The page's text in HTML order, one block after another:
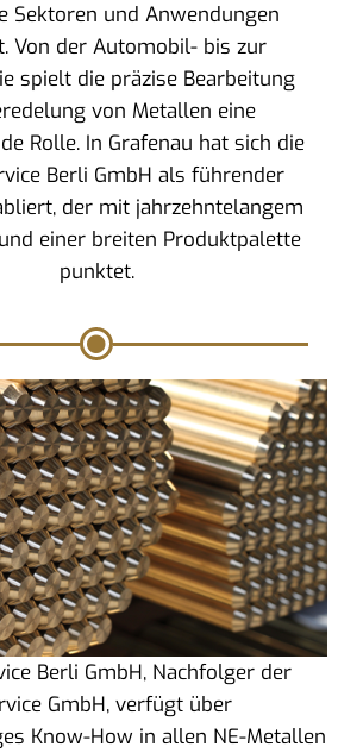
Sektoren und Anwendungen
Von der Automobil- bis zur
spielt die präzise Bearbeitung
von Metallen eine
Rolle. In Grafenau hat sich die
Berli GmbH als führender
der mit jahrzehntelangem
einer breiten Produktpalette
punktet.
Berli GmbH, Nachfolger der
GmbH, verfügt über
Know-How in allen NE-Metallen